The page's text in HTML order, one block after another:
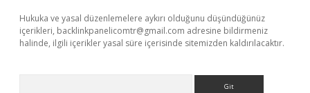
Hukuka ve yasal düzenlemelere aykırı olduğunu düşündüğünüz
içerikleri, backlinkpanelicomtr@gmail.com adresine bildirmeniz
halinde, ilgili içerikler yasal süre içerisinde sitemizden kaldırılacaktır.